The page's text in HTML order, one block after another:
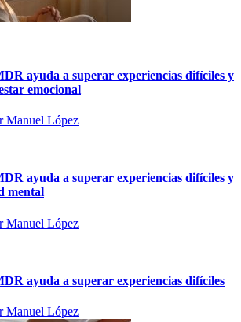
ayuda a superar experiencias difíciles y
emocional
Manuel López
ayuda a superar experiencias difíciles y
mental
Manuel López
ayuda a superar experiencias difíciles
Manuel López